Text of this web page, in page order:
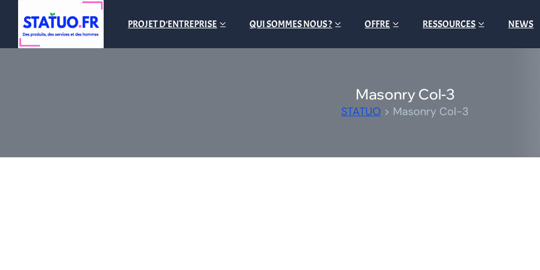
PROJET D’ENTREPRISE QUI SOMMES NOUS ? OFFRE RESSOURCES NEWS
Masonry Col-3
STATUO > Masonry Col-3